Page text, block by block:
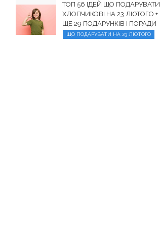
ТОП 56 ІДЕЙ ЩО ПОДАРУВАТИ
ХЛОПЧИКОВІ НА 23 ЛЮТОГО +
ЩЕ 29 ПОДАРУНКІВ І ПОРАДИ
ЩО ПОДАРУВАТИ НА 23 ЛЮТОГО